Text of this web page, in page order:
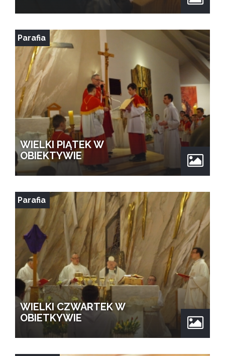
WIELKI PIĄTEK W
OBIEKTYWIE
Parafia
WIELKI CZWARTEK W
OBIETKYWIE
Parafia